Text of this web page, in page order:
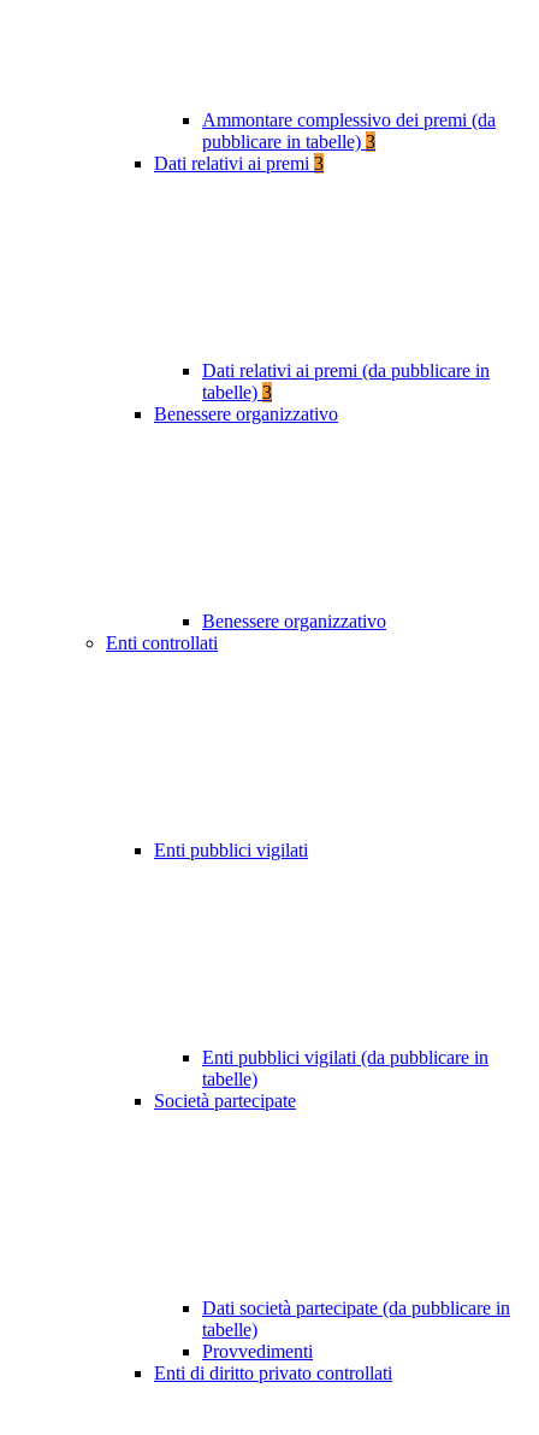
Ammontare complessivo dei premi (da
pubblicare in tabelle) 3
Dati relativi ai premi 3
Dati relativi ai premi (da pubblicare in
tabelle) 3
Benessere organizzativo
Benessere organizzativo
Enti controllati
Enti pubblici vigilati
Enti pubblici vigilati (da pubblicare in
tabelle)
Società partecipate
Dati società partecipate (da pubblicare in
tabelle)
Provvedimenti
Enti di diritto privato controllati